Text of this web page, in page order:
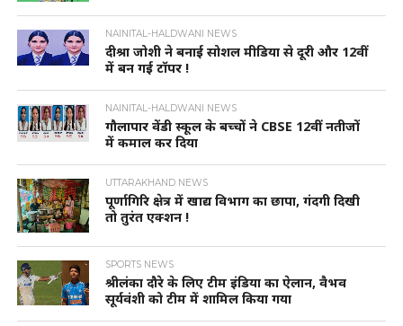
NAINITAL-HALDWANI NEWS
दीश्रा जोशी ने बनाई सोशल मीडिया से दूरी और 12वीं
में बन गई टॉपर !
NAINITAL-HALDWANI NEWS
गौलापार वेंडी स्कूल के बच्चों ने CBSE 12वीं नतीजों
में कमाल कर दिया
UTTARAKHAND NEWS
पूर्णागिरि क्षेत्र में खाद्य विभाग का छापा, गंदगी दिखी
तो तुरंत एक्शन !
SPORTS NEWS
श्रीलंका दौरे के लिए टीम इंडिया का ऐलान, वैभव
सूर्यवंशी को टीम में शामिल किया गया